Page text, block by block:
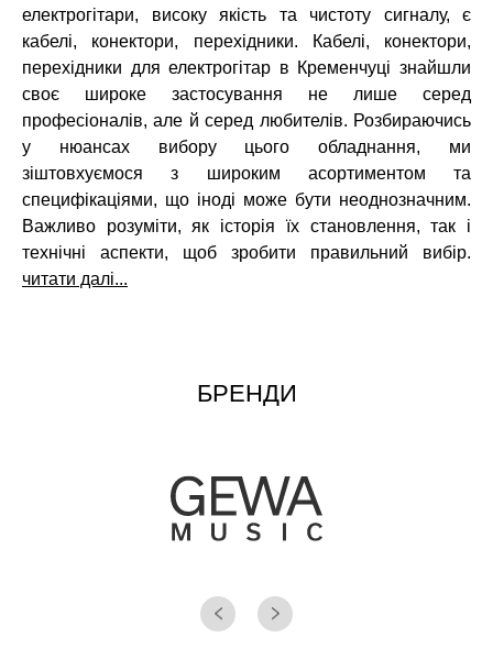
електрогітари, високу якість та чистоту сигналу, є
кабелі, конектори, перехідники. Кабелі, конектори,
перехідники для електрогітар в Кременчуці знайшли
своє широке застосування не лише серед
професіоналів, але й серед любителів. Розбираючись
у нюансах вибору цього обладнання, ми
зіштовхуємося з широким асортиментом та
специфікаціями, що іноді може бути неоднозначним.
Важливо розуміти, як історія їх становлення, так і
технічні аспекти, щоб зробити правильний вибір.
читати далі...
БРЕНДИ